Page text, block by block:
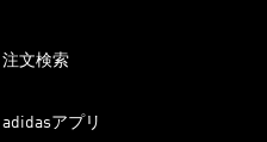
注文検索
adidasアプリ